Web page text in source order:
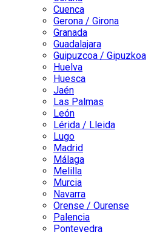
Cuenca
Gerona / Girona
Granada
Guadalajara
Guipuzcoa / Gipuzkoa
Huelva
Huesca
Jaén
Las Palmas
León
Lérida / Lleida
Lugo
Madrid
Málaga
Melilla
Murcia
Navarra
Orense / Ourense
Palencia
Pontevedra